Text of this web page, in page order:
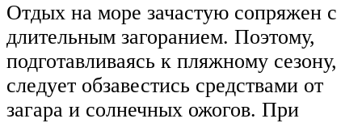
Отдых на море зачастую сопряжен с
длительным загоранием. Поэтому,
подготавливаясь к пляжному сезону,
следует обзавестись средствами от
загара и солнечных ожогов. При